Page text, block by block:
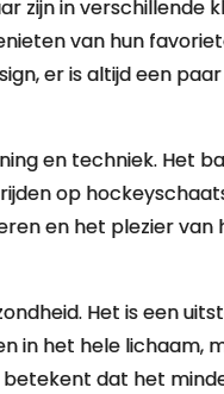
zijn in verschillende
van hun
er is altijd een
en techniek. Het
op
en het plezier van
Het is een
in het hele lichaam,
betekent dat het